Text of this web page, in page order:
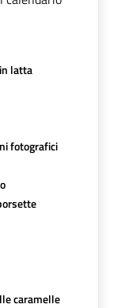
latta
fotografici
caramelle